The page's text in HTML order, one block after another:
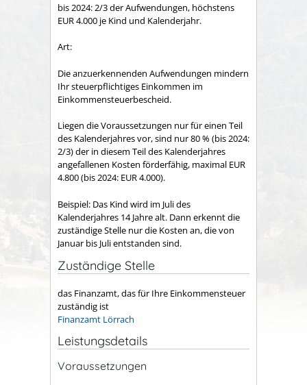
bis 2024: 2/3 der Aufwendungen, höchstens
EUR 4.000 je Kind und Kalenderjahr.
Art:
Die anzuerkennenden Aufwendungen mindern
Ihr steuerpflichtiges Einkommen im
Einkommensteuerbescheid.
Liegen die Voraussetzungen nur für einen Teil
des Kalenderjahres vor, sind nur 80 % (bis 2024:
2/3) der in diesem Teil des Kalenderjahres
angefallenen Kosten förderfähig, maximal EUR
4.800 (bis 2024: EUR 4.000).
Beispiel: Das Kind wird im Juli des
Kalenderjahres 14 Jahre alt. Dann erkennt die
zuständige Stelle nur die Kosten an, die von
Januar bis Juli entstanden sind.
Zuständige Stelle
das Finanzamt, das für Ihre Einkommensteuer
zuständig ist
Finanzamt Lörrach
Leistungsdetails
Voraussetzungen